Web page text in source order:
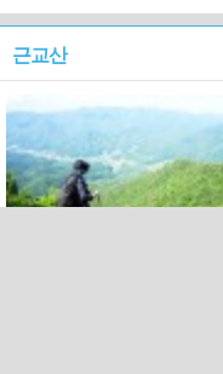
근교산